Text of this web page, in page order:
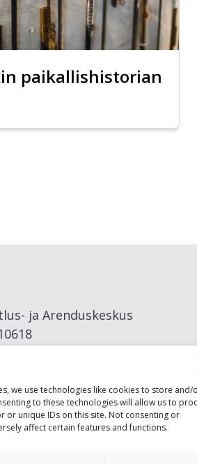
we use technologies like cookies to store and/
to these technologies will allow us to
or unique IDs on this site. Not consenting or
affect certain features and functions.
paikallishistorian
ja Arenduskeskus